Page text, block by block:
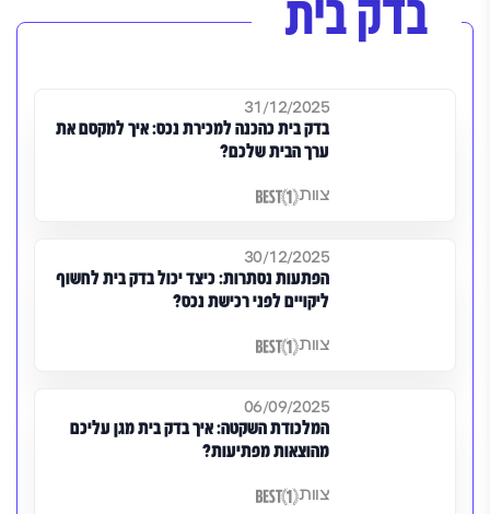
בדק בית
31/12/2025
בדק בית כהכנה למכירת נכס: איך למקסם את
ערך הבית שלכם?
צוות
30/12/2025
הפתעות נסתרות: כיצד יכול בדק בית לחשוף
ליקויים לפני רכישת נכס?
צוות
06/09/2025
המלכודת השקטה: איך בדק בית מגן עליכם
מהוצאות מפתיעות?
צוות